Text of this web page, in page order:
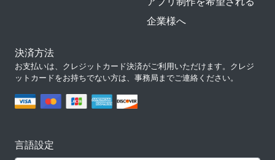
企業様へ
決済方法
お支払いは、クレジットカード決済がご利用いただけます。クレジ
ットカードをお持ちでない方は、事務局までご連絡ください。
言語設定